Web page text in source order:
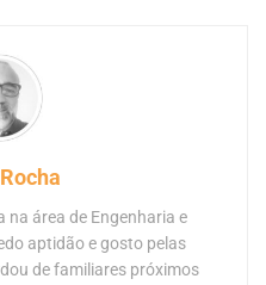
área de Engenharia e
aptidão e gosto pelas
de familiares próximos